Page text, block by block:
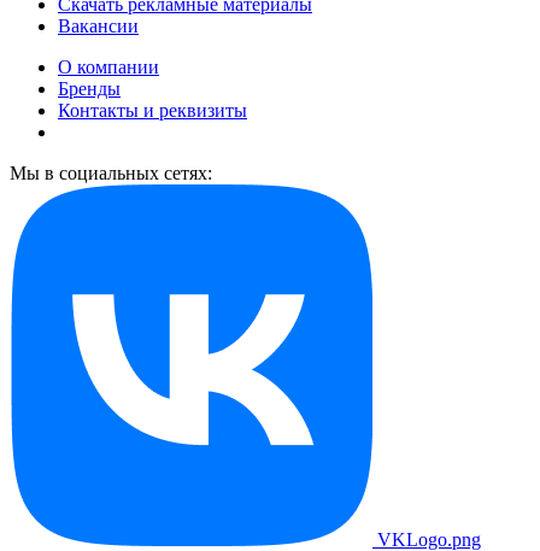
Вакансии
О компании
Бренды
Контакты и реквизиты
Мы в социальных сетях:
VKLogo.png